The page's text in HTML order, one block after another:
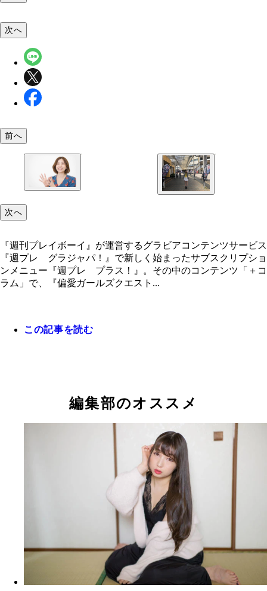
次へ
前へ
次へ
『週刊プレイボーイ』が運営するグラビアコンテンツサービス
『週プレ グラジャパ！』で新しく始まったサブスクリプショ
ンメニュー『週プレ プラス！』。その中のコンテンツ「＋コ
ラム」で、『偏愛ガールズクエスト...
この記事を読む
編集部のオススメ